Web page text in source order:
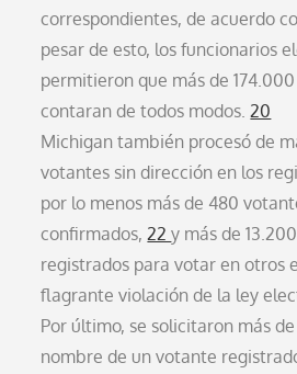
correspondientes, de acuerdo
pesar de esto, los funcionarios
permitieron que más de
contaran de todos modos.20
Michigan también procesó de
votantes sin dirección en los
por lo menos más de 480
confirmados,22y más de
registrados para votar en otros
flagrante violación de la ley
Por último, se solicitaron más
nombre de un votante